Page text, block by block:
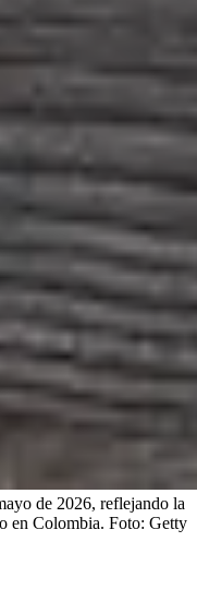
de 2026, reflejando la
en Colombia. Foto: Getty